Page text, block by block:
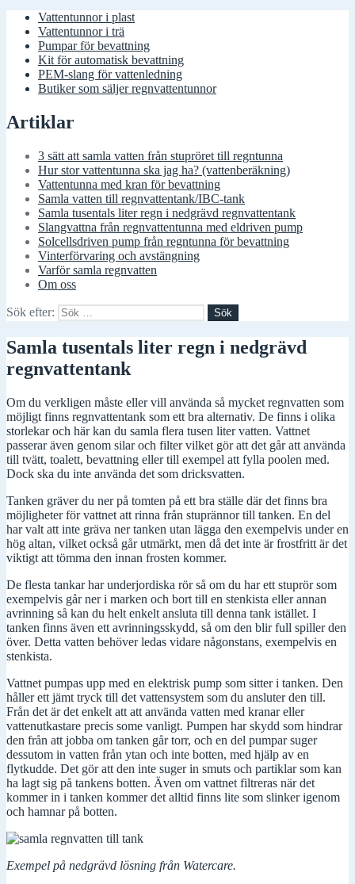
Vattentunnor i plast
Vattentunnor i trä
Pumpar för bevattning
Kit för automatisk bevattning
PEM-slang för vattenledning
Butiker som säljer regnvattentunnor
Artiklar
3 sätt att samla vatten från stupröret till regntunna
Hur stor vattentunna ska jag ha? (vattenberäkning)
Vattentunna med kran för bevattning
Samla vatten till regnvattentank/IBC-tank
Samla tusentals liter regn i nedgrävd regnvattentank
Slangvattna från regnvattentunna med eldriven pump
Solcellsdriven pump från regntunna för bevattning
Vinterförvaring och avstängning
Varför samla regnvatten
Om oss
Sök efter:
Samla tusentals liter regn i nedgrävd
regnvattentank
Om du verkligen måste eller vill använda så mycket regnvatten som
möjligt finns regnvattentank som ett bra alternativ. De finns i olika
storlekar och här kan du samla flera tusen liter vatten. Vattnet
passerar även genom silar och filter vilket gör att det går att använda
till tvätt, toalett, bevattning eller till exempel att fylla poolen med.
Dock ska du inte använda det som dricksvatten.
Tanken gräver du ner på tomten på ett bra ställe där det finns bra
möjligheter för vattnet att rinna från stuprännor till tanken. En del
har valt att inte gräva ner tanken utan lägga den exempelvis under en
hög altan, vilket också går utmärkt, men då det inte är frostfritt är det
viktigt att tömma den innan frosten kommer.
De flesta tankar har underjordiska rör så om du har ett stuprör som
exempelvis går ner i marken och bort till en stenkista eller annan
avrinning så kan du helt enkelt ansluta till denna tank istället. I
tanken finns även ett avrinningsskydd, så om den blir full spiller den
över. Detta vatten behöver ledas vidare någonstans, exempelvis en
stenkista.
Vattnet pumpas upp med en elektrisk pump som sitter i tanken. Den
håller ett jämt tryck till det vattensystem som du ansluter den till.
Från det är det enkelt att att använda vatten med kranar eller
vattenutkastare precis some vanligt. Pumpen har skydd som hindrar
den från att jobba om tanken går torr, och en del pumpar suger
dessutom in vatten från ytan och inte botten, med hjälp av en
flytkudde. Det gör att den inte suger in smuts och partiklar som kan
ha lagt sig på tankens botten. Även om vattnet filtreras när det
kommer in i tanken kommer det alltid finns lite som slinker igenom
och hamnar på botten.
Exempel på nedgrävd lösning från Watercare.